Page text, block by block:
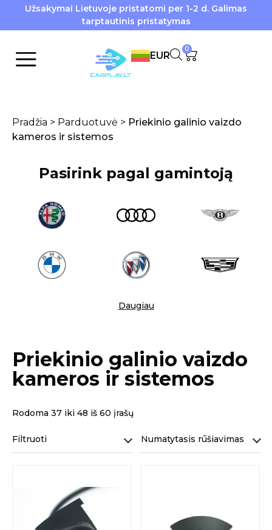
Užsakymai Lietuvoje pristatomi per 1-2 d. Galimas
tarptautinis pristatymas
EUR
0
Pradžia > Parduotuvė > Priekinio galinio vaizdo
kameros ir sistemos
Pasirink pagal gamintoją
Daugiau
Priekinio galinio vaizdo
kameros ir sistemos
Rodoma 37 iki 48 iš 60 įrašų
Filtruoti Numatytasis rūšiavimas